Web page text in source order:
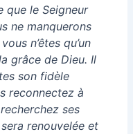
que le Seigneur
ne manquerons
n’êtes qu’un
grâce de Dieu. Il
son fidèle
reconnectez à
ses
renouvelée et